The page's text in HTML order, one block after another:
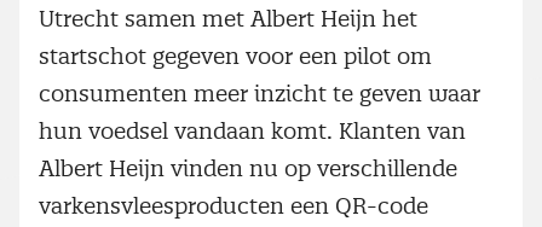
Utrecht samen met Albert Heijn het
startschot gegeven voor een pilot om
consumenten meer inzicht te geven waar
hun voedsel vandaan komt. Klanten van
Albert Heijn vinden nu op verschillende
varkensvleesproducten een QR-code